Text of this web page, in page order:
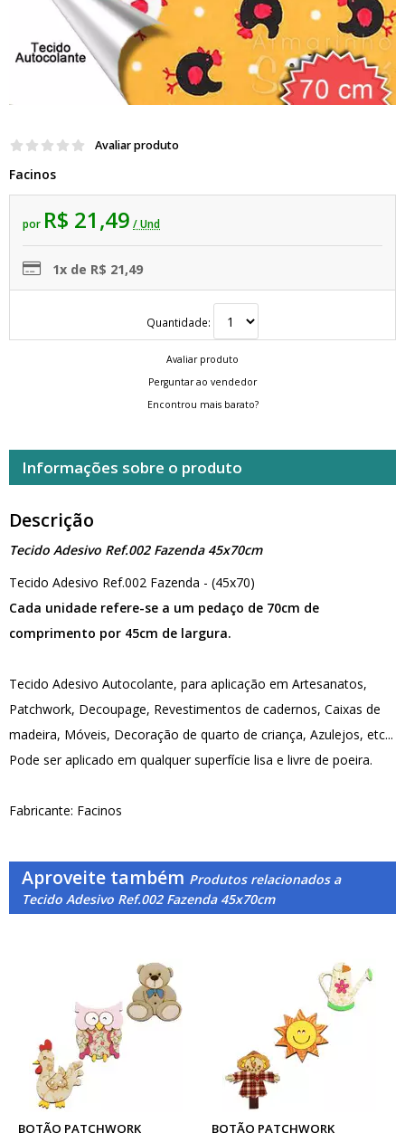
Avaliar produto
Facinos
por R$ 21,49 / Und
1x de R$ 21,49
Quantidade:
Avaliar produto
Perguntar ao vendedor
Encontrou mais barato?
Informações sobre o produto
Descrição
Tecido Adesivo Ref.002 Fazenda 45x70cm
Tecido Adesivo Ref.002 Fazenda - (45x70)
Cada unidade refere-se a um pedaço de 70cm de
comprimento por 45cm de largura.
Tecido Adesivo Autocolante, para aplicação em Artesanatos,
Patchwork, Decoupage, Revestimentos de cadernos, Caixas de
madeira, Móveis, Decoração de quarto de criança, Azulejos, etc...
Pode ser aplicado em qualquer superfície lisa e livre de poeira.
Fabricante: Facinos
Aproveite também Produtos relacionados a
Tecido Adesivo Ref.002 Fazenda 45x70cm
BOTÃO PATCHWORK BOTÃO PATCHWORK